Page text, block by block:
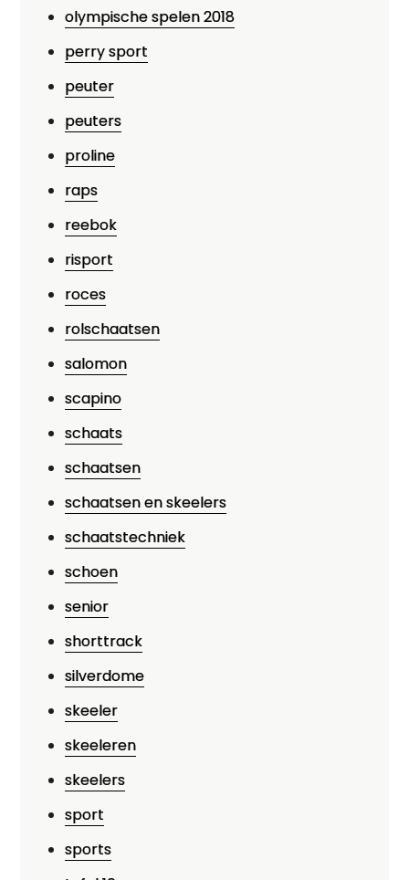
olympische spelen 2018
perry sport
peuter
peuters
proline
raps
reebok
risport
roces
rolschaatsen
salomon
scapino
schaats
schaatsen
schaatsen en skeelers
schaatstechniek
schoen
senior
shorttrack
silverdome
skeeler
skeeleren
skeelers
sport
sports